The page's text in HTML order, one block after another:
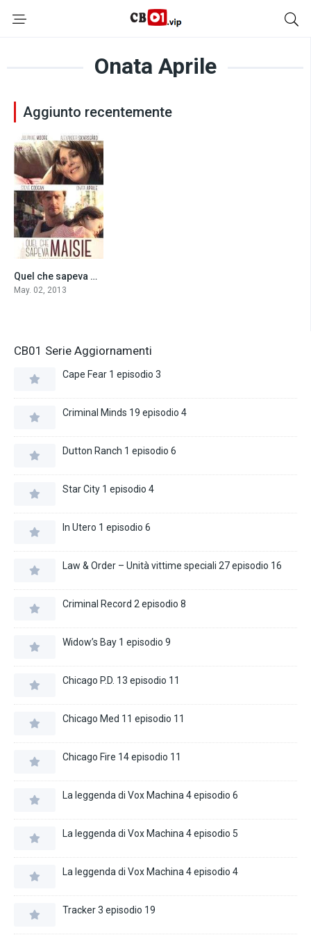
Onata Aprile
Aggiunto recentemente
7.5
Quel che sapeva Maisie (2013)
May. 02, 2013
CB01 Serie Aggiornamenti
Cape Fear 1 episodio 3
Criminal Minds 19 episodio 4
Dutton Ranch 1 episodio 6
Star City 1 episodio 4
In Utero 1 episodio 6
Law & Order – Unità vittime speciali 27 episodio 16
Criminal Record 2 episodio 8
Widow’s Bay 1 episodio 9
Chicago P.D. 13 episodio 11
Chicago Med 11 episodio 11
Chicago Fire 14 episodio 11
La leggenda di Vox Machina 4 episodio 6
La leggenda di Vox Machina 4 episodio 5
La leggenda di Vox Machina 4 episodio 4
Tracker 3 episodio 19